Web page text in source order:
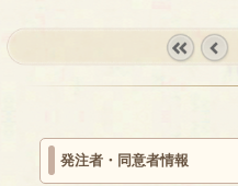
ジ
発注者・同意者情報